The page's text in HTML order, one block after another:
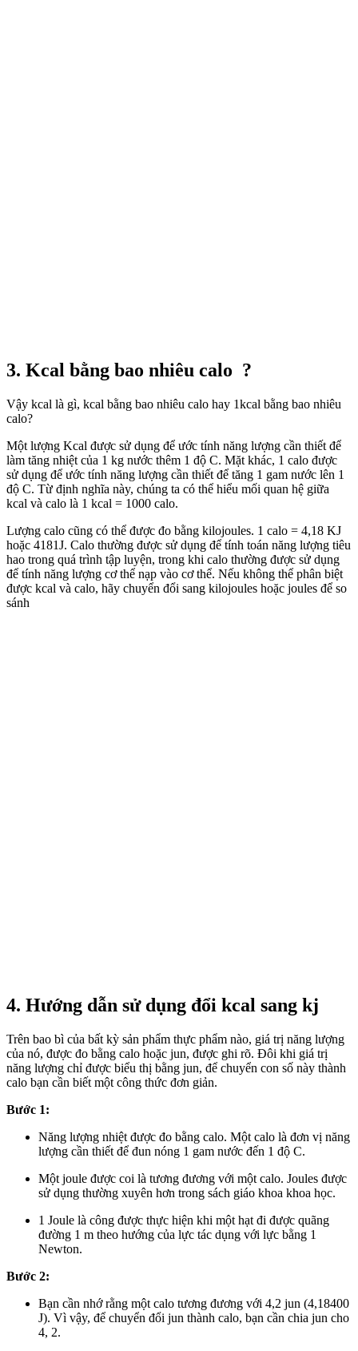
3. Kcal bằng bao nhiêu calo ?
Vậy kcal là gì, kcal bằng bao nhiêu calo hay 1kcal bằng bao nhiêu
calo?
Một lượng Kcal được sử dụng để ước tính năng lượng cần thiết để
làm tăng nhiệt của 1 kg nước thêm 1 độ C. Mặt khác, 1 calo được
sử dụng để ước tính năng lượng cần thiết để tăng 1 gam nước lên 1
độ C. Từ định nghĩa này, chúng ta có thể hiểu mối quan hệ giữa
kcal và calo là 1 kcal = 1000 calo.
Lượng calo cũng có thể được đo bằng kilojoules. 1 calo = 4,18 KJ
hoặc 4181J. Calo thường được sử dụng để tính toán năng lượng tiêu
hao trong quá trình tập luyện, trong khi calo thường được sử dụng
để tính năng lượng cơ thể nạp vào cơ thể. Nếu không thể phân biệt
được kcal và calo, hãy chuyển đổi sang kilojoules hoặc joules để so
sánh
4. Hướng dẫn sử dụng đổi kcal sang kj
Trên bao bì của bất kỳ sản phẩm thực phẩm nào, giá trị năng lượng
của nó, được đo bằng calo hoặc jun, được ghi rõ. Đôi khi giá trị
năng lượng chỉ được biểu thị bằng jun, để chuyển con số này thành
calo bạn cần biết một công thức đơn giản.
Bước 1:
Năng lượng nhiệt được đo bằng calo. Một calo là đơn vị năng
lượng cần thiết để đun nóng 1 gam nước đến 1 độ C.
Một joule được coi là tương đương với một calo. Joules được
sử dụng thường xuyên hơn trong sách giáo khoa khoa học.
1 Joule là công được thực hiện khi một hạt đi được quãng
đường 1 m theo hướng của lực tác dụng với lực bằng 1
Newton.
Bước 2:
Bạn cần nhớ rằng một calo tương đương với 4,2 jun (4,18400
J). Vì vậy, để chuyển đổi jun thành calo, bạn cần chia jun cho
4, 2.